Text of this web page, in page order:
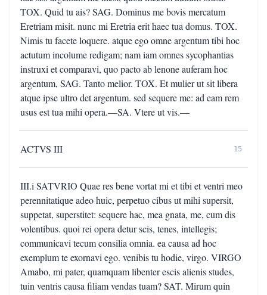
TOX. Quid tu ais? SAG. Dominus me bovis mercatum
Eretriam misit. nunc mi Eretria erit haec tua domus. TOX.
Nimis tu facete loquere. atque ego omne argentum tibi hoc
actutum incolume redigam; nam iam omnes sycophantias
instruxi et comparavi, quo pacto ab lenone auferam hoc
argentum, SAG. Tanto melior. TOX. Et mulier ut sit libera
atque ipse ultro det argentum. sed sequere me: ad eam rem
usus est tua mihi opera.—SA. Vtere ut vis.—
ACTVS III 15
III.i SATVRIO Quae res bene vortat mi et tibi et ventri meo
perennitatique adeo huic, perpetuo cibus ut mihi supersit,
suppetat, superstitet: sequere hac, mea gnata, me, cum dis
volentibus. quoi rei opera detur scis, tenes, intellegis;
communicavi tecum consilia omnia. ea causa ad hoc
exemplum te exornavi ego. venibis tu hodie, virgo. VIRGO
Amabo, mi pater, quamquam libenter escis alienis studes,
tuin ventris causa filiam vendas tuam? SAT. Mirum quin